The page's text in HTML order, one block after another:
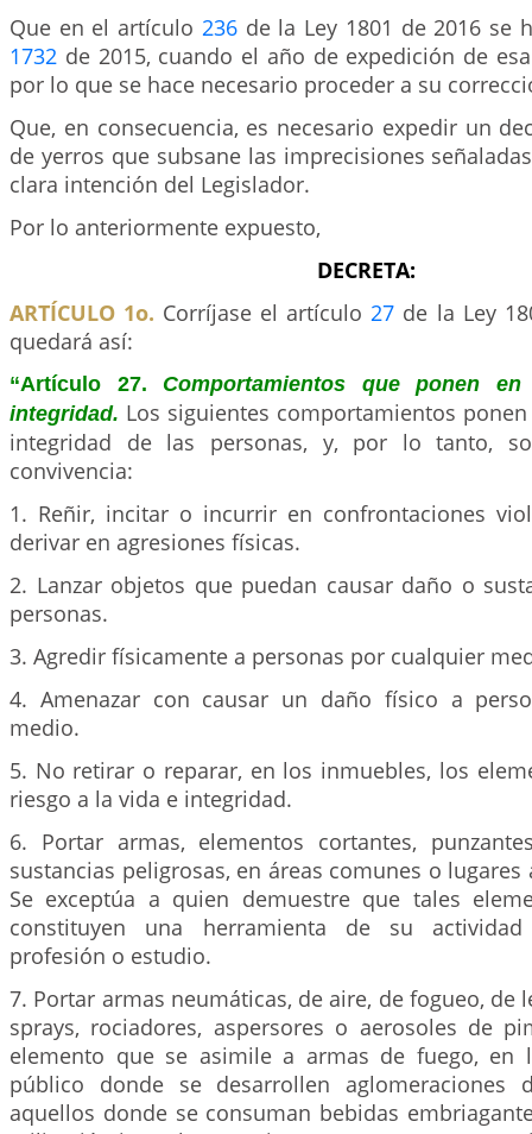
Que en el artículo 236de la Ley 1801 de 2016 se
1732 de 2015, cuando el año de expedición de
por lo que se hace necesario proceder a su
Que, en consecuencia, es necesario expedir un
de yerros que subsane las imprecisiones
clara intención del Legislador.
Por lo anteriormente expuesto,
DECRETA:
ARTÍCULO 1o. Corríjase el artículo27 de la Ley
quedará así:
“Artículo 27. Comportamientos que ponen
integridad. Los siguientes comportamientos
integridad de las personas, y, por lo tanto,
convivencia:
1. Reñir, incitar o incurrir en confrontaciones
derivar en agresiones físicas.
2. Lanzar objetos que puedan causar daño o
personas.
3. Agredir físicamente a personas por cualquier
4. Amenazar con causar un daño físico a
medio.
5. No retirar o reparar, en los inmuebles, los
riesgo a la vida e integridad.
6. Portar armas, elementos cortantes,
sustancias peligrosas, en áreas comunes o
Se exceptúa a quien demuestre que tales
constituyen una herramienta de su
profesión o estudio.
7. Portar armas neumáticas, de aire, de fogueo, de
sprays, rociadores, aspersores o aerosoles de
elemento que se asimile a armas de fuego, en
público donde se desarrollen aglomeraciones
aquellos donde se consuman bebidas